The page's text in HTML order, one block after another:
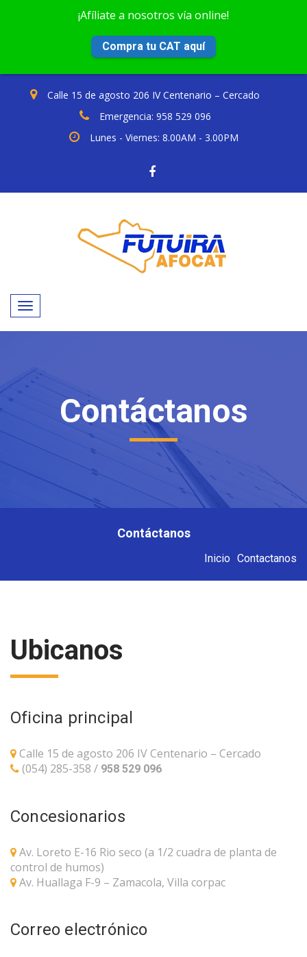
Calle 15 de agosto 206 IV Centenario – Cercado
Emergencia: 958 529 096
Lunes - Viernes: 8.00AM - 3.00PM
Toggle
Contáctanos
Contáctanos
Inicio Contactanos
Ubicanos
Oficina principal
Calle 15 de agosto 206 IV Centenario – Cercado
(054) 285-358 / 958 529 096
Concesionarios
Av. Loreto E-16 Rio seco (a 1/2 cuadra de planta de
control de humos)
Av. Huallaga F-9 – Zamacola, Villa corpac
Correo electrónico
¡Afíliate a nosotros vía online!
Compra tu CAT aquí